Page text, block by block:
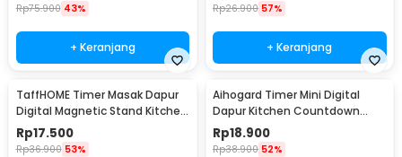
Rp75.900 43%
+ Keranjang
Rp26.900 57%
+ Keranjang
TaffHOME Timer Masak Dapur
Digital Magnetic Stand Kitchen
Countdown - JS-183
Rp17.500
Rp36.900 53%
Aihogard Timer Mini Digital
Dapur Kitchen Countdown
Timer - II5
Rp18.900
Rp38.900 52%